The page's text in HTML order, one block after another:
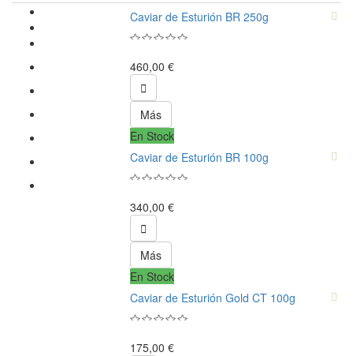
Caviar de Esturión BR 250g
460,00 €

Más
En Stock
Caviar de Esturión BR 100g
340,00 €

Más
En Stock
Caviar de Esturión Gold CT 100g
175,00 €